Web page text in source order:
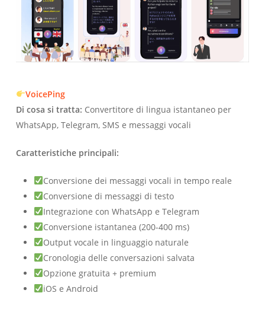
VoicePing
Di cosa si tratta: Convertitore di lingua istantaneo per
WhatsApp, Telegram, SMS e messaggi vocali
Caratteristiche principali:
Conversione dei messaggi vocali in tempo reale
Conversione di messaggi di testo
Integrazione con WhatsApp e Telegram
Conversione istantanea (200-400 ms)
Output vocale in linguaggio naturale
Cronologia delle conversazioni salvata
Opzione gratuita + premium
iOS e Android